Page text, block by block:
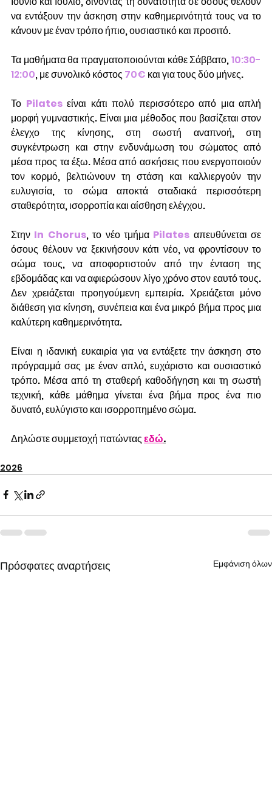
να εντάξουν την άσκηση στην καθημερινότητά τους να το
κάνουν με έναν τρόπο ήπιο, ουσιαστικό και προσιτό.
Τα μαθήματα θα πραγματοποιούνται κάθε Σάββατο, 10:30-
12:00, με συνολικό κόστος 70€ και για τους δύο μήνες.
Το Pilates είναι κάτι πολύ περισσότερο από μια απλή
μορφή γυμναστικής. Είναι μια μέθοδος που βασίζεται στον
έλεγχο της κίνησης, στη σωστή αναπνοή, στη
συγκέντρωση και στην ενδυνάμωση του σώματος από
μέσα προς τα έξω. Μέσα από ασκήσεις που ενεργοποιούν
τον κορμό, βελτιώνουν τη στάση και καλλιεργούν την
ευλυγισία, το σώμα αποκτά σταδιακά περισσότερη
σταθερότητα, ισορροπία και αίσθηση ελέγχου.
Στην In Chorus, το νέο τμήμα Pilates απευθύνεται σε
όσους θέλουν να ξεκινήσουν κάτι νέο, να φροντίσουν το
σώμα τους, να αποφορτιστούν από την ένταση της
εβδομάδας και να αφιερώσουν λίγο χρόνο στον εαυτό τους.
Δεν χρειάζεται προηγούμενη εμπειρία. Χρειάζεται μόνο
διάθεση για κίνηση, συνέπεια και ένα μικρό βήμα προς μια
καλύτερη καθημερινότητα.
Είναι η ιδανική ευκαιρία για να εντάξετε την άσκηση στο
πρόγραμμά σας με έναν απλό, ευχάριστο και ουσιαστικό
τρόπο. Μέσα από τη σταθερή καθοδήγηση και τη σωστή
τεχνική, κάθε μάθημα γίνεται ένα βήμα προς ένα πιο
δυνατό, ευλύγιστο και ισορροπημένο σώμα.
Δηλώστε συμμετοχή πατώνταςεδώ.
2026
Πρόσφατες αναρτήσεις Εμφάνιση όλων